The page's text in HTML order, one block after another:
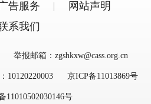
告服务
网站声明
系我们
举报邮箱：zgshkxw@cass.org.cn
10120220003 京ICP备11013869号
11010502030146号